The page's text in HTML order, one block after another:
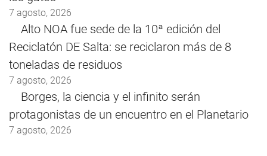
7 agosto, 2026
Alto NOA fue sede de la 10ª edición del
Reciclatón DE Salta: se reciclaron más de 8
toneladas de residuos
7 agosto, 2026
Borges, la ciencia y el infinito serán
protagonistas de un encuentro en el Planetario
7 agosto, 2026